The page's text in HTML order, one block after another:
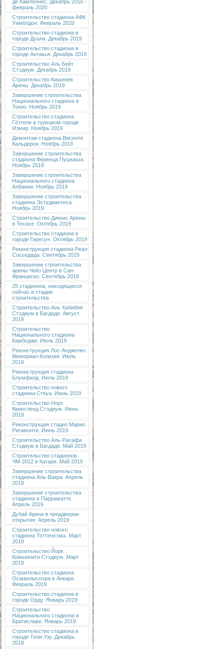
де Кампеонес. Декабрь 2016 -
февраль 2020
Строительство стадиона АФК
Уимблдон. Февраль 2020
Строительство стадиона в
городе Дуала. Декабрь 2019
Строительство стадиона в
городе Антакья. Декабрь 2019
Строительство Аль Бейт
Стэдиум. Декабрь 2019
Строительство Кишинёв
Арены. Декабрь 2019
Завершение строительства
Национального стадиона в
Токио. Ноябрь 2019
Строительство стадиона
Гёзтепе в турецком городе
Измир. Ноябрь 2019
Демонтаж стадиона Висенте
Кальдерон. Ноябрь 2019
Завершение строительства
стадиона Ференца Пушкаша.
Ноябрь 2019
Завершение строительства
Национального стадиона
Албании. Ноябрь 2019
Завершение строительства
стадиона Эстудиантеса.
Ноябрь 2019
Строительство Диккис Арены
в Техасе. Октябрь 2019
Строительство стадиона в
городе Гиресун. Октябрь 2019
Реконструкция стадиона Реал
Сосьедада. Сентябрь 2019
Завершение строительства
арены Чейз Центр в Сан-
Франциско. Сентябрь 2019
25 стадионов, находящихся
сейчас в стадии
строительства
Строительство Аль Хабибия
Стэдиум в Багдаде. Август
2019
Строительство
Национального стадиона
Камбоджи. Июль 2019
Реконструкция Лос-Анджелес
Мемориал Колизея. Июль
2019
Реконструкция стадиона
Блумфилд. Июль 2019
Строительство нового
стадиона Стяуа. Июнь 2019
Строительство Норт
Квинсленд Стэдиум. Июнь
2019
Реконструкция стадио Марио
Ригамонти. Июнь 2019
Строительство Аль-Расафа
Стэдиум в Багдаде. Май 2019
Строительство стадионов
ЧМ-2022 в Катаре. Май 2019
Завершение строительства
стадиона Аль-Вакра. Апрель
2019
Завершение строительства
стадиона в Парраматте.
Апрель 2019
Дубай Арена в преддверии
открытия. Апрель 2019
Строительство нового
стадиона Тоттенхэма. Март
2019
Строительство Йорк
Комьюнити Стэдиум. Март
2019
Строительство стадиона
Османлыспора в Анкаре.
Февраль 2019
Строительство стадиона в
городе Орду. Январь 2019
Строительство
Национального стадиона в
Братиславе. Январь 2019
Строительство стадиона в
городе Тизи-Узу. Декабрь
2018